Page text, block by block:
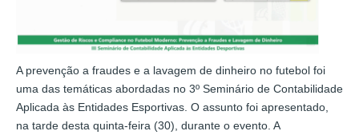
A prevenção a fraudes e a lavagem de dinheiro no futebol foi
uma das temáticas abordadas no 3º Seminário de Contabilidade
Aplicada às Entidades Esportivas. O assunto foi apresentado,
na tarde desta quinta-feira (30), durante o evento. A